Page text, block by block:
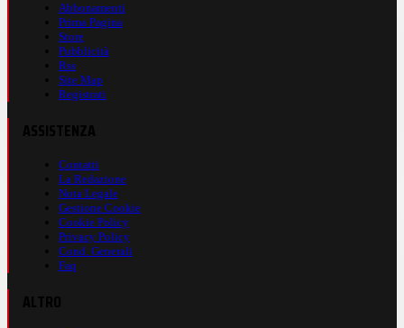
Abbonamenti
Prima Pagina
Store
Pubblicità
Rss
Site Map
Registrati
Contatti
La Redazione
Nota Legale
Gestione Cookie
Cookie Policy
Privacy Policy
Cond. Generali
Faq